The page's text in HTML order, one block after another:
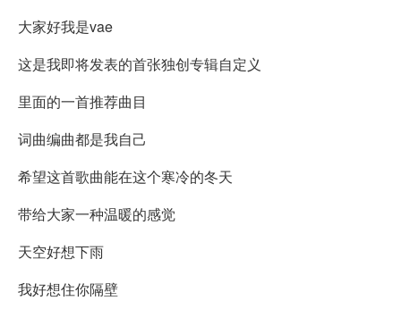
大家好我是vae
这是我即将发表的首张独创专辑自定义
里面的一首推荐曲目
词曲编曲都是我自己
希望这首歌曲能在这个寒冷的冬天
带给大家一种温暖的感觉
天空好想下雨
我好想住你隔壁